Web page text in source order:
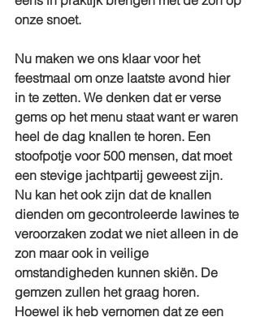
onze snoet.
Nu maken we ons klaar voor het
feestmaal om onze laatste avond hier
in te zetten. We denken dat er verse
gems op het menu staat want er waren
heel de dag knallen te horen. Een
stoofpotje voor 500 mensen, dat moet
een stevige jachtpartij geweest zijn.
Nu kan het ook zijn dat de knallen
dienden om gecontroleerde lawines te
veroorzaken zodat we niet alleen in de
zon maar ook in veilige
omstandigheden kunnen skiën. De
gemzen zullen het graag horen.
Hoewel ik heb vernomen dat ze een